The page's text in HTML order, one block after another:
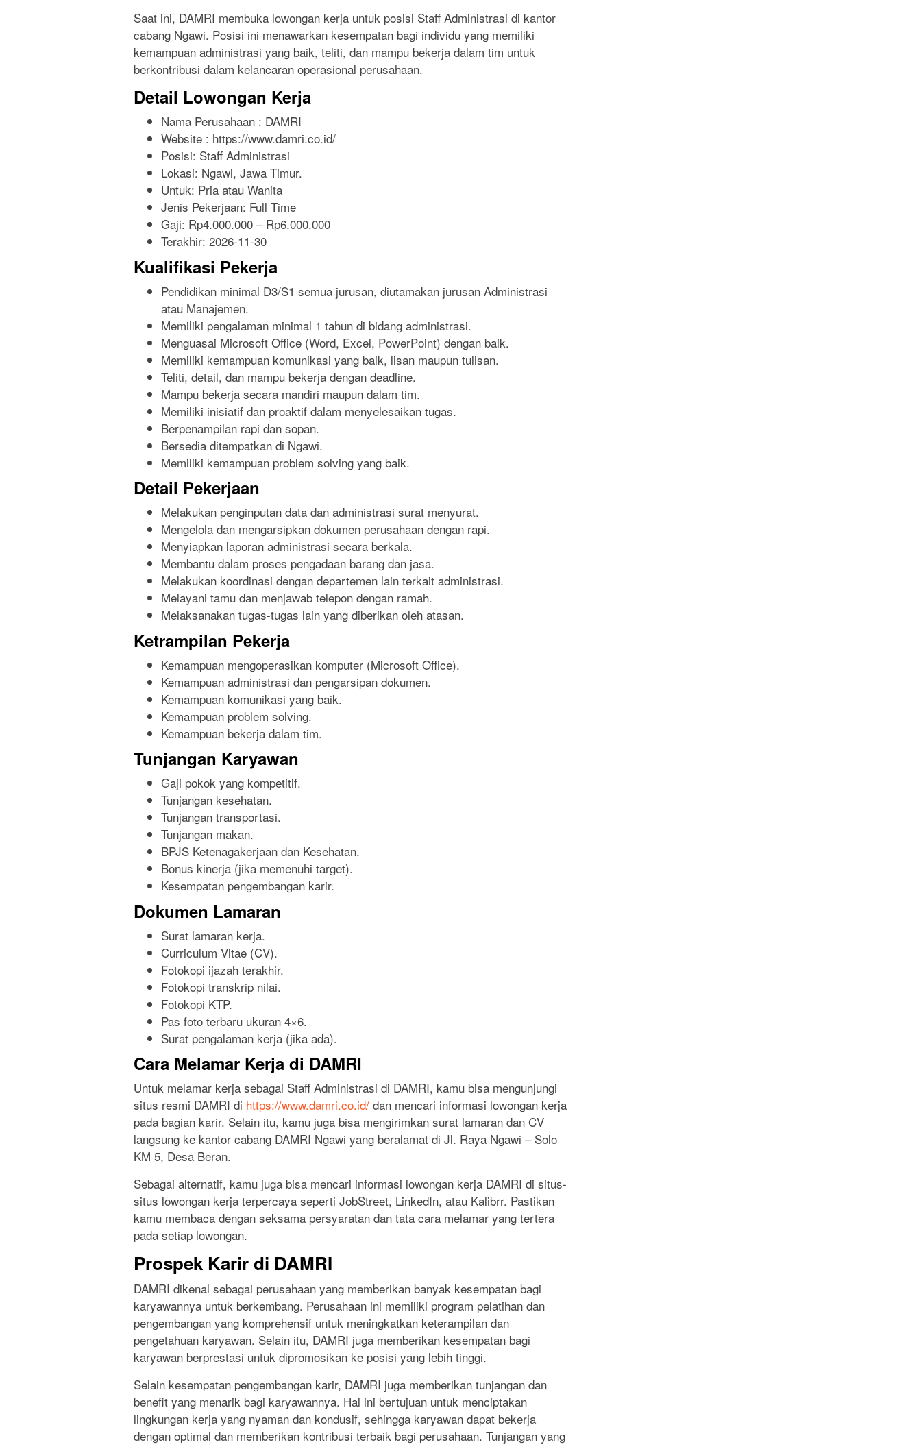
Saat ini, DAMRI membuka lowongan kerja untuk posisi Staff Administrasi di kantor
cabang Ngawi. Posisi ini menawarkan kesempatan bagi individu yang memiliki
kemampuan administrasi yang baik, teliti, dan mampu bekerja dalam tim untuk
berkontribusi dalam kelancaran operasional perusahaan.
Detail Lowongan Kerja
Nama Perusahaan : DAMRI
Website : https://www.damri.co.id/
Posisi: Staff Administrasi
Lokasi: Ngawi, Jawa Timur.
Untuk: Pria atau Wanita
Jenis Pekerjaan: Full Time
Gaji: Rp4.000.000 – Rp6.000.000
Terakhir: 2026-11-30
Kualifikasi Pekerja
Pendidikan minimal D3/S1 semua jurusan, diutamakan jurusan Administrasi
atau Manajemen.
Memiliki pengalaman minimal 1 tahun di bidang administrasi.
Menguasai Microsoft Office (Word, Excel, PowerPoint) dengan baik.
Memiliki kemampuan komunikasi yang baik, lisan maupun tulisan.
Teliti, detail, dan mampu bekerja dengan deadline.
Mampu bekerja secara mandiri maupun dalam tim.
Memiliki inisiatif dan proaktif dalam menyelesaikan tugas.
Berpenampilan rapi dan sopan.
Bersedia ditempatkan di Ngawi.
Memiliki kemampuan problem solving yang baik.
Detail Pekerjaan
Melakukan penginputan data dan administrasi surat menyurat.
Mengelola dan mengarsipkan dokumen perusahaan dengan rapi.
Menyiapkan laporan administrasi secara berkala.
Membantu dalam proses pengadaan barang dan jasa.
Melakukan koordinasi dengan departemen lain terkait administrasi.
Melayani tamu dan menjawab telepon dengan ramah.
Melaksanakan tugas-tugas lain yang diberikan oleh atasan.
Ketrampilan Pekerja
Kemampuan mengoperasikan komputer (Microsoft Office).
Kemampuan administrasi dan pengarsipan dokumen.
Kemampuan komunikasi yang baik.
Kemampuan problem solving.
Kemampuan bekerja dalam tim.
Tunjangan Karyawan
Gaji pokok yang kompetitif.
Tunjangan kesehatan.
Tunjangan transportasi.
Tunjangan makan.
BPJS Ketenagakerjaan dan Kesehatan.
Bonus kinerja (jika memenuhi target).
Kesempatan pengembangan karir.
Dokumen Lamaran
Surat lamaran kerja.
Curriculum Vitae (CV).
Fotokopi ijazah terakhir.
Fotokopi transkrip nilai.
Fotokopi KTP.
Pas foto terbaru ukuran 4×6.
Surat pengalaman kerja (jika ada).
Cara Melamar Kerja di DAMRI
Untuk melamar kerja sebagai Staff Administrasi di DAMRI, kamu bisa mengunjungi
situs resmi DAMRI di https://www.damri.co.id/ dan mencari informasi lowongan kerja
pada bagian karir. Selain itu, kamu juga bisa mengirimkan surat lamaran dan CV
langsung ke kantor cabang DAMRI Ngawi yang beralamat di Jl. Raya Ngawi – Solo
KM 5, Desa Beran.
Sebagai alternatif, kamu juga bisa mencari informasi lowongan kerja DAMRI di situs-
situs lowongan kerja terpercaya seperti JobStreet, LinkedIn, atau Kalibrr. Pastikan
kamu membaca dengan seksama persyaratan dan tata cara melamar yang tertera
pada setiap lowongan.
Prospek Karir di DAMRI
DAMRI dikenal sebagai perusahaan yang memberikan banyak kesempatan bagi
karyawannya untuk berkembang. Perusahaan ini memiliki program pelatihan dan
pengembangan yang komprehensif untuk meningkatkan keterampilan dan
pengetahuan karyawan. Selain itu, DAMRI juga memberikan kesempatan bagi
karyawan berprestasi untuk dipromosikan ke posisi yang lebih tinggi.
Selain kesempatan pengembangan karir, DAMRI juga memberikan tunjangan dan
benefit yang menarik bagi karyawannya. Hal ini bertujuan untuk menciptakan
lingkungan kerja yang nyaman dan kondusif, sehingga karyawan dapat bekerja
dengan optimal dan memberikan kontribusi terbaik bagi perusahaan. Tunjangan yang